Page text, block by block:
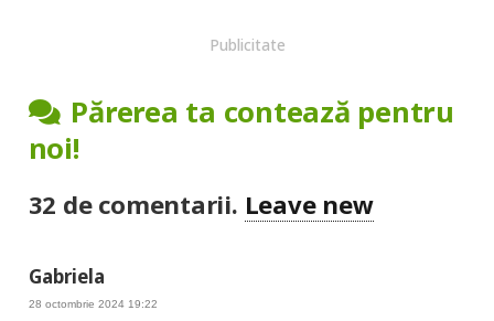
Publicitate
Părerea ta contează pentru
noi!
32 de comentarii. Leave new
Gabriela
28 octombrie 2024 19:22